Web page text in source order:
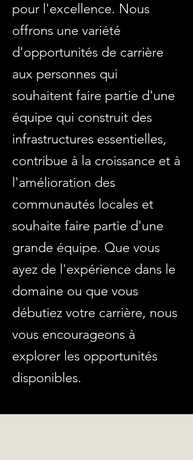
pour l'excellence. Nous
offrons une variété
d'opportunités de carrière
aux personnes qui
souhaitent faire partie d'une
équipe qui construit des
infrastructures essentielles,
contribue à la croissance et à
l'amélioration des
communautés locales et
souhaite faire partie d'une
grande équipe. Que vous
ayez de l'expérience dans le
domaine ou que vous
débutiez votre carrière, nous
vous encourageons à
explorer les opportunités
disponibles.